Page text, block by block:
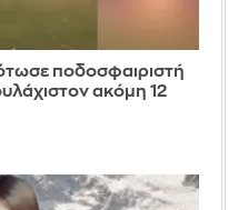
ποδοσφαιριστή
ακόμη 12